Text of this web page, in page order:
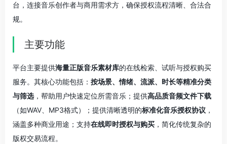
台，连接音乐创作者与商用需求方，确保授权流程清晰、合法合
规。
主要功能
平台主要提供海量正版音乐素材库的在线检索、试听与授权购买
服务。其核心功能包括： 按场景、情绪、流派、时长等精准分类
与筛选，帮助用户快速定位所需音乐；提供高品质音频文件下载
（如WAV、MP3格式）；提供清晰透明的标准化音乐授权协议 ，
涵盖多种商业用途；支持在线即时授权与购买 ，简化传统复杂的
版权交易流程。